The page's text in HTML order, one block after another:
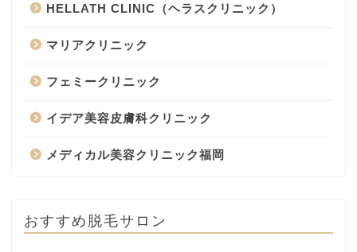
HELLATH CLINIC（ヘラスクリニック）
マリアクリニック
フェミークリニック
イデア美容皮膚科クリニック
メディカル美容クリニック福岡
おすすめ脱毛サロン